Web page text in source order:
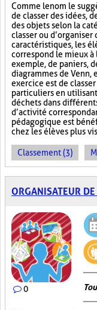
Comme le nom le
de classer des idées,
des objets selon la
classer ou
caractéristiques, les
correspond le mieux à
exemple, de paniers,
diagrammes de Venn,
exercice est de
particuliers en
déchets dans
d’activité
pédagogique est
chez les élèves plus
Classement (3)
ORGANISATEUR
0